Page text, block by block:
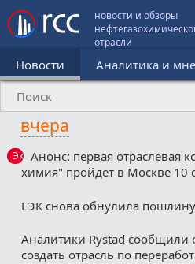
новости и обзоры
отрасли
Новости Аналитика и
вчера
Эксклюзив
Анонс: первая отраслевая
химия" пройдет в Москве 10
ЕЭК снова обнулила
Аналитики Rystad сообщили
создать отрасль по